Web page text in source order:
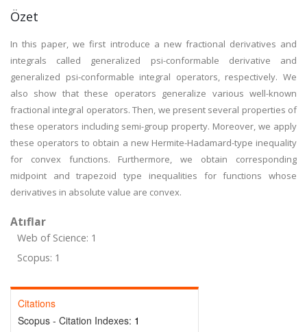
Özet
In this paper, we first introduce a new fractional derivatives and
integrals called generalized psi-conformable derivative and
generalized psi-conformable integral operators, respectively. We
also show that these operators generalize various well-known
fractional integral operators. Then, we present several properties of
these operators including semi-group property. Moreover, we apply
these operators to obtain a new Hermite-Hadamard-type inequality
for convex functions. Furthermore, we obtain corresponding
midpoint and trapezoid type inequalities for functions whose
derivatives in absolute value are convex.
Atıflar
Web of Science: 1
Scopus: 1
Citations
Scopus - Citation Indexes: 1